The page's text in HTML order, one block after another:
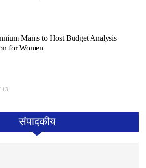
Mams to Host Budget Analysis
for Women
13
संपादकीय